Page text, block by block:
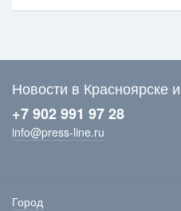
Новости в Красноярске
+7 902 991 97 28
info@press-line.ru
Город